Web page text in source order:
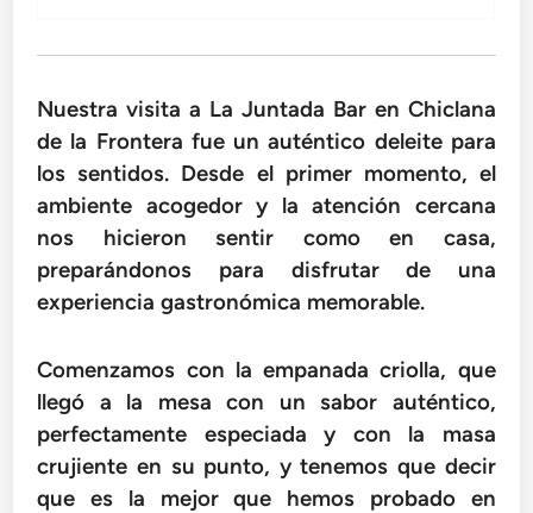
Nuestra visita a La Juntada Bar en Chiclana
de la Frontera fue un auténtico deleite para
los sentidos. Desde el primer momento, el
ambiente acogedor y la atención cercana
nos hicieron sentir como en casa,
preparándonos para disfrutar de una
experiencia gastronómica memorable.
Comenzamos con la empanada criolla, que
llegó a la mesa con un sabor auténtico,
perfectamente especiada y con la masa
crujiente en su punto, y tenemos que decir
que es la mejor que hemos probado en